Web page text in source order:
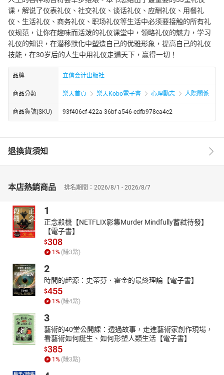
课，解说了仪表礼仪、社交礼仪、谈话礼仪、应酬礼仪、用餐礼
仪、生活礼仪、商务礼仪、职场礼仪等生活中必须要接触的所有礼
仪规范，让你在趣味而活泼的礼仪课堂中，领略礼仪的魅力，学习
礼仪的知识，在潜移默化中塑造自己的优雅形象，提高自己的礼仪
技能，在30岁后的人生中用礼仪走遍天下，赢得一切！
品牌 立信会计出版社
商品分類 樂天首頁 樂天Kobo電子書 心理勵志 人際關係
商品貨號(SKU) 93f406cf-422a-36bf-a546-edfb978ea4e2
退換貨須知
本店熱銷商品 排名期間：2026/8/1 - 2026/8/7
1
正念殺機【NETFLIX影集Murder Mindfully蓄弒待發】
【電子書】
$308
1% (賺3點)
2
時間的起源：史蒂芬．霍金的最終理論【電子書】
$455
1% (賺4點)
3
藝術的40堂公開課：透過故事，走進藝術家創作現場，
看藝術如何誕生、如何形塑人類生活【電子書】
$385
1% (賺3點)